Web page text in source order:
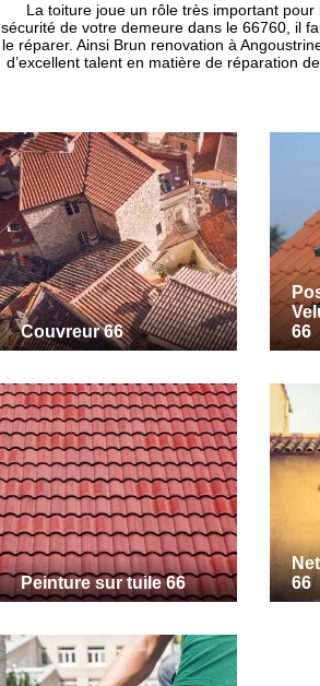
La toiture joue un rôle très important
sécurité de votre demeure dans le 66760, il
le réparer. Ainsi Brun renovation à
d’excellent talent en matière de réparation
Couvreur 66
66
Peinture sur tuile 66
66